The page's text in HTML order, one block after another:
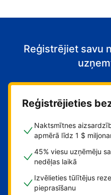
Reģistrējiet savu
Reģistrējieties
Naktsmītnes
apmērā līdz 1 $
45% viesu uzņēmēju
nedēļas laikā
Izvēlieties tūlītējus
pieprasīšanu